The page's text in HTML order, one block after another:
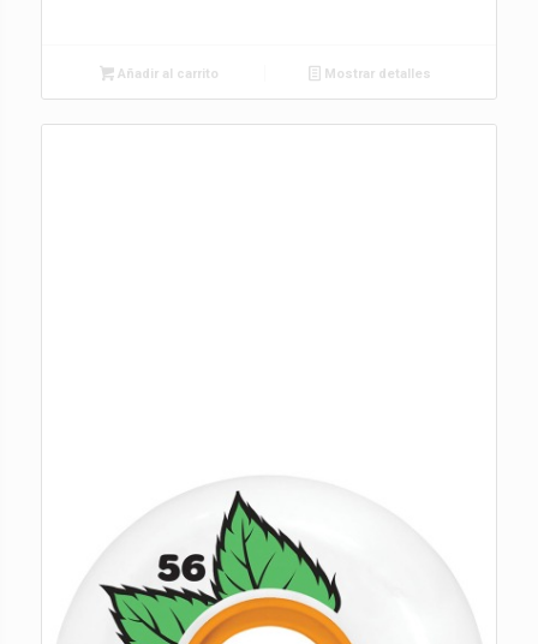
Añadir al carrito Mostrar detalles